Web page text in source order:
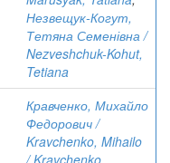
Незвещук-Когут,
Тетяна Семенівна /
Nezveshchuk-Kohut,
Tetiana
Кравченко, Михайло
Федорович /
Kravchenko, Mihailo
/ Kravchenko,